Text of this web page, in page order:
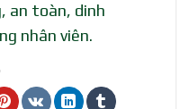
an toàn, dinh
nhân viên.